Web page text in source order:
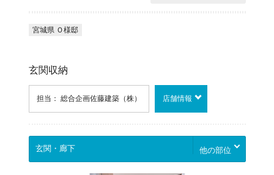
宮城県 Ｏ様邸
玄関収納
担当： 総合企画佐藤建築（株） 店舗情報
他の部位